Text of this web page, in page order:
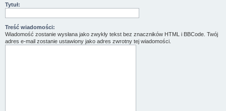
Tytuł:
Treść wiadomości:
Wiadomość zostanie wysłana jako zwykły tekst bez znaczników HTML i BBCode. Twój
adres e-mail zostanie ustawiony jako adres zwrotny tej wiadomości.